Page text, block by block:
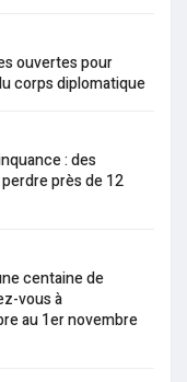
ouvertes pour
corps diplomatique
: des
près de 12
centaine de
vous à
au 1er novembre